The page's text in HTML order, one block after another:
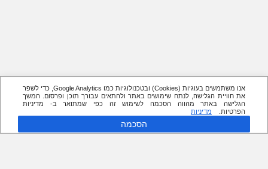
אנו משתמשים בעוגיות (Cookies) ובטכנולוגיות כמו Google Analytics, כדי לשפר
את חוויית הגלישה, לנתח שימושים באתר ולהתאים עבורך תוכן ופרסום. המשך
הגלישה באתר מהווה הסכמה לשימוש זה כפי שמתואר ב- מדיניות
הפרטיות.
מדיניות
הסכמה